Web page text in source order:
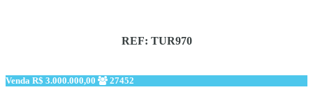
REF: TUR970
Venda R$ 3.000.000,00 27452